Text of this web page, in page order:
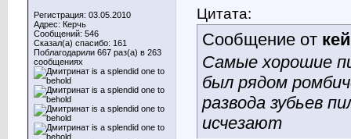
Регистрация: 03.05.2010
Адрес: Керчь
Сообщений: 546
Сказал(а) спасибо: 161
Поблагодарили 667 раз(а) в 263
сообщениях
Цитата:
Сообщение от
Самые хорошие
был рядом
развода зубьев
исчезают